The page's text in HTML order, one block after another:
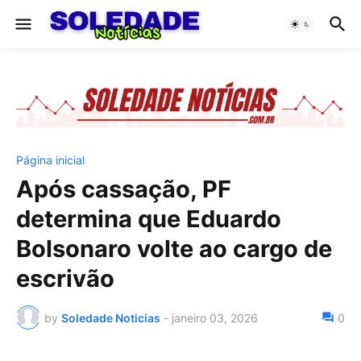
Página inicial
Após cassação, PF
determina que Eduardo
Bolsonaro volte ao cargo de
escrivão
by Soledade Noticias - janeiro 03, 2026 0